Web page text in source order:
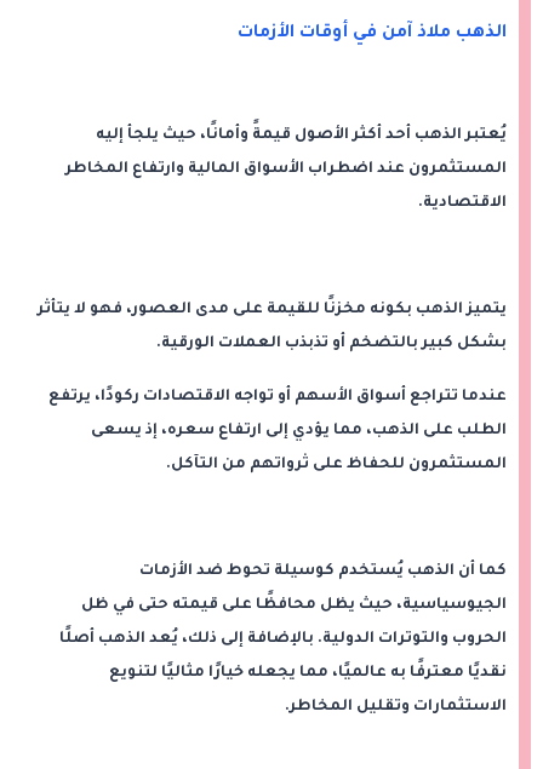
الذهب ملاذ آمن في أوقات الأزمات
يُعتبر الذهب أحد أكثر الأصول قيمةً وأمانًا، حيث يلجأ إليه
المستثمرون عند اضطراب الأسواق المالية وارتفاع المخاطر
الاقتصادية.
يتميز الذهب بكونه مخزنًا للقيمة على مدى العصور، فهو لا يتأثر
بشكل كبير بالتضخم أو تذبذب العملات الورقية.
عندما تتراجع أسواق الأسهم أو تواجه الاقتصادات ركودًا، يرتفع
الطلب على الذهب، مما يؤدي إلى ارتفاع سعره، إذ يسعى
المستثمرون للحفاظ على ثرواتهم من التآكل.
كما أن الذهب يُستخدم كوسيلة تحوط ضد الأزمات
الجيوسياسية، حيث يظل محافظًا على قيمته حتى في ظل
الحروب والتوترات الدولية. بالإضافة إلى ذلك، يُعد الذهب أصلًا
نقديًا معترفًا به عالميًا، مما يجعله خيارًا مثاليًا لتنويع
الاستثمارات وتقليل المخاطر.